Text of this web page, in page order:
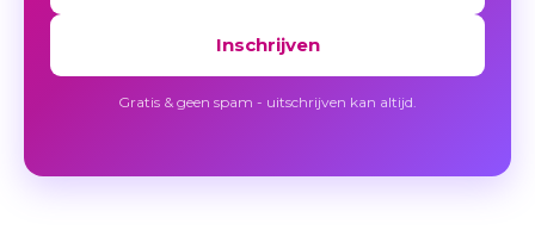
Inschrijven
Gratis & geen spam - uitschrijven kan altijd.